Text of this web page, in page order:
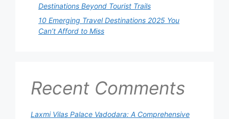
Destinations Beyond Tourist Trails
10 Emerging Travel Destinations 2025 You
Can’t Afford to Miss
Recent Comments
Laxmi Vilas Palace Vadodara: A Comprehensive